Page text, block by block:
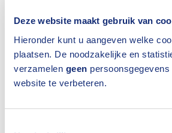
Deze website maakt gebruik van
Hieronder kunt u aangeven welke
plaatsen. De noodzakelijke en
verzamelen geen
website te verbeteren.
verminderen.
de komende jaren € 150